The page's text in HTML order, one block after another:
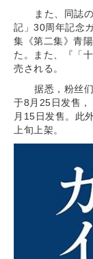
また、同誌
記」30周年記念
集《第二集》青
た。また、『「
売される。
据悉，粉丝
于8月25日发售，
月15日发售。此
上旬上架。